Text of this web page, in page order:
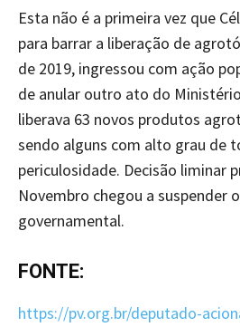
Esta não é a primeira vez que
para barrar a liberação de
de 2019, ingressou com ação
de anular outro ato do
liberava 63 novos produtos
sendo alguns com alto grau de
periculosidade. Decisão liminar
Novembro chegou a suspender
governamental.
FONTE:
https://pv.org.br/deputado-